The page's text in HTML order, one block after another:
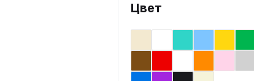
Цвет